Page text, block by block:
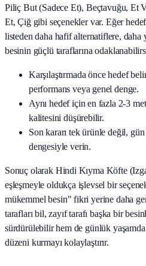
Piliç But (Sadece Et), Beçtavuğu, Et
Et, Çiğgibi seçenekler var. Eğer
listeden daha hafif alternatiflere, daha
besinin güçlü taraflarına
Karşılaştırmada önce hedef
performans veya genel denge.
Aynı hedef için en fazla 2-3
kalitesini düşürebilir.
Son kararı tek ürünle değil,
dengesiyle verin.
Sonuç olarak Hindi Kıyma Köfte
eşleşmeyle oldukça işlevsel bir
mükemmel besin" fikri yerine daha
tarafları bil, zayıf tarafı başka bir
sürdürülebilir hem de günlük
düzeni kurmayı kolaylaştırır.